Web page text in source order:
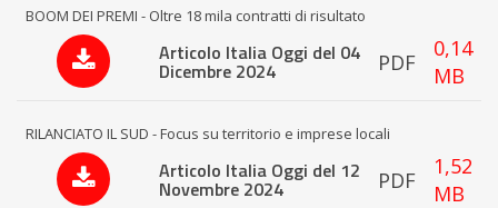
BOOM DEI PREMI - Oltre 18 mila contratti di risultato
Articolo Italia Oggi del 04
Dicembre 2024 PDF
0,14
MB
RILANCIATO IL SUD - Focus su territorio e imprese locali
Articolo Italia Oggi del 12
Novembre 2024 PDF
1,52
MB